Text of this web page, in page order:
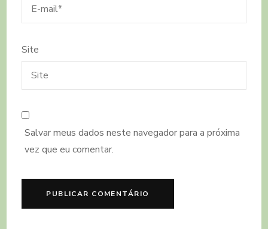
Site
Salvar meus dados neste navegador para a próxima
vez que eu comentar.